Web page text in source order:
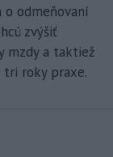
o odmeňovaní
zvýšiť
mzdy a taktiež
tri roky praxe.